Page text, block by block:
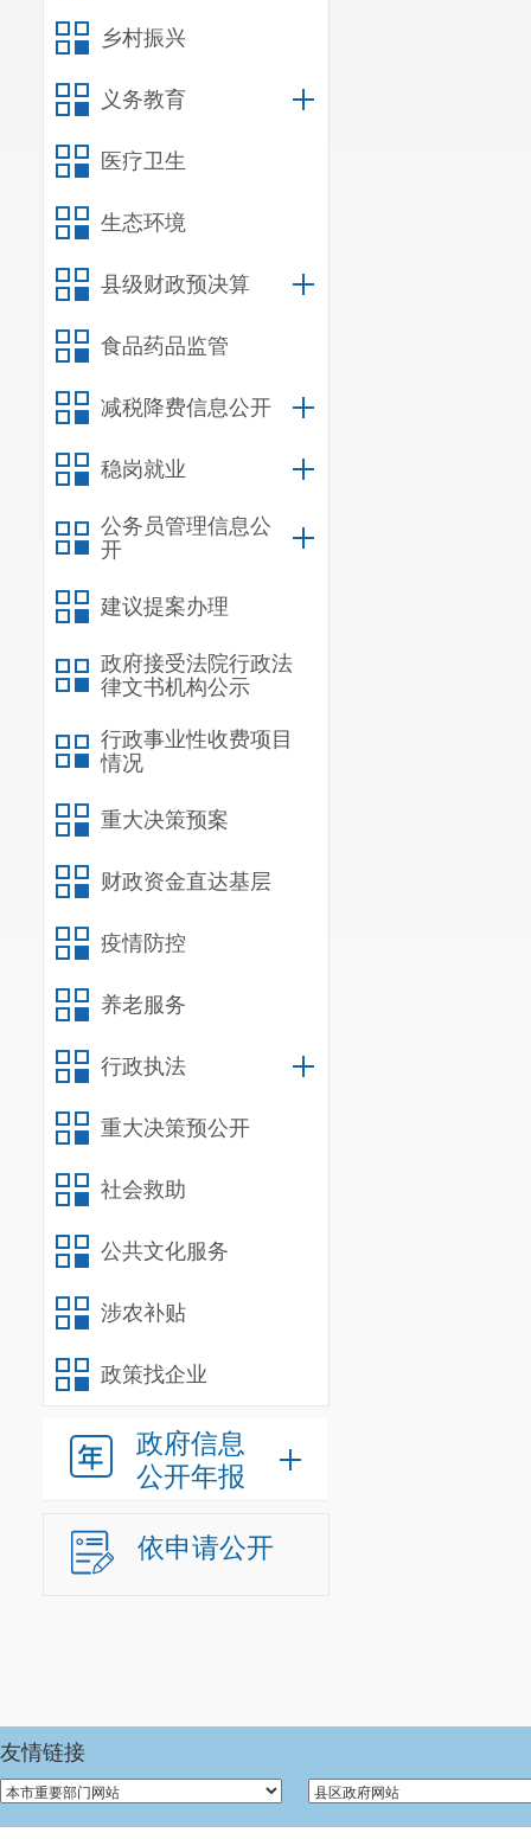
乡村振兴
义务教育
医疗卫生
生态环境
县级财政预决算
食品药品监管
减税降费信息公开
稳岗就业
公务员管理信息公
开
建议提案办理
政府接受法院行政法
律文书机构公示
行政事业性收费项目
情况
重大决策预案
财政资金直达基层
疫情防控
养老服务
行政执法
重大决策预公开
社会救助
公共文化服务
涉农补贴
政策找企业
政府信息
公开年报
依申请公开
友情链接